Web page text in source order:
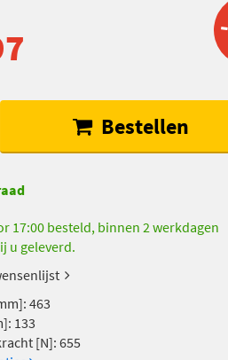
Bestellen
17:00 besteld, binnen 2 werkdagen
u geleverd.
463
133
[N]: 655